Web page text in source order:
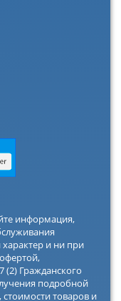
информация,
и ни при
Гражданского
подробной
товаров и